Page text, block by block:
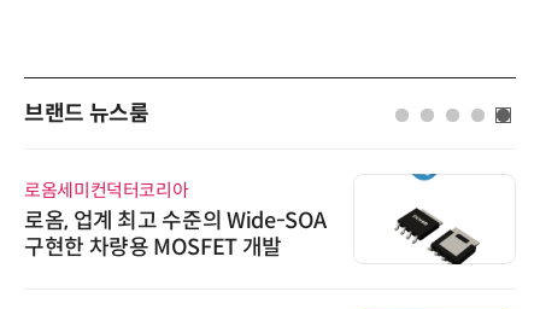
브랜드 뉴스룸
로옴세미컨덕터코리아
로옴, 업계 최고 수준의 Wide-SOA
구현한 차량용 MOSFET 개발